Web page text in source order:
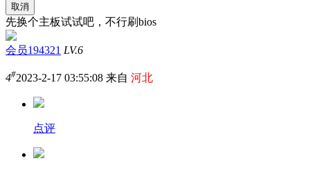
取消
先换个主板试试吧，不行刷bios
会员194321 LV.6
4#2023-2-17 03:55:08 来自 河北
点评